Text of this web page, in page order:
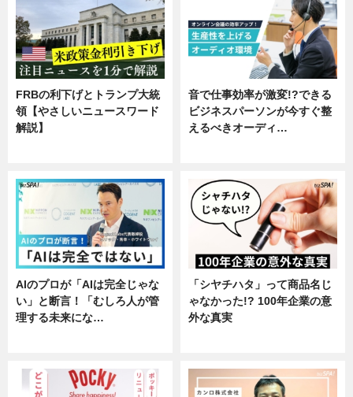
FRBの利下げとトランプ大統
領【やさしいニュースワード
解説】
音で仕事効率が激変!?できる
ビジネスパーソンが今すぐ整
えるべきオーディ…
AIのプロが「AIは完全じゃな
い」と断言！「むしろ人が管
理する未来にな…
「シヤチハタ」って商品名じ
ゃなかった!? 100年企業の意
外な真実